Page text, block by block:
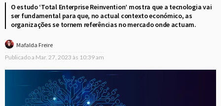
O estudo ‘Total Enterprise Reinvention’ mostra que a tecnologia vai
ser fundamental para que, no actual contexto económico, as
organizações se tornem referências no mercado onde actuam.
Mafalda Freire
Publicado a Mar. 27, 2023 às 10:39 am